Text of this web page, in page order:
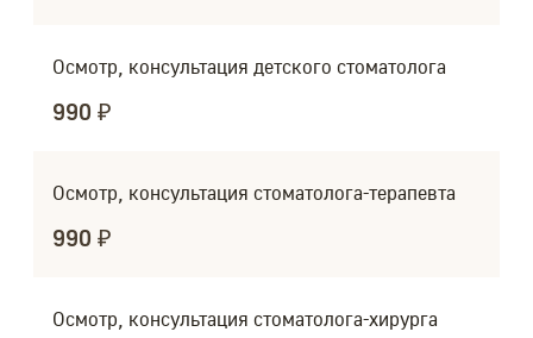
Осмотр, консультация детского стоматолога
990 ₽
Осмотр, консультация стоматолога-терапевта
990 ₽
Осмотр, консультация стоматолога-хирурга